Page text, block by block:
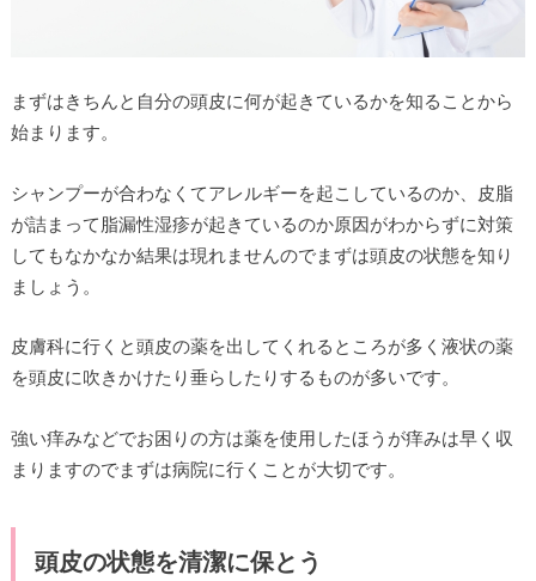
まずはきちんと自分の頭皮に何が起きているかを知ることから
始まります。
シャンプーが合わなくてアレルギーを起こしているのか、皮脂
が詰まって脂漏性湿疹が起きているのか原因がわからずに対策
してもなかなか結果は現れませんのでまずは頭皮の状態を知り
ましょう。
皮膚科に行くと頭皮の薬を出してくれるところが多く液状の薬
を頭皮に吹きかけたり垂らしたりするものが多いです。
強い痒みなどでお困りの方は薬を使用したほうが痒みは早く収
まりますのでまずは病院に行くことが大切です。
頭皮の状態を清潔に保とう